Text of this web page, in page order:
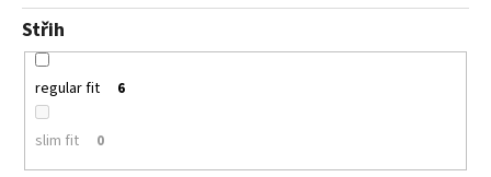
Střih
regular fit 6
slim fit 0